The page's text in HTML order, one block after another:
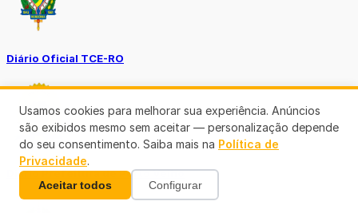
Diário Oficial TCE-RO
Diário Prefeitura de Porto Velho
Usamos cookies para melhorar sua experiência. Anúncios
são exibidos mesmo sem aceitar — personalização depende
do seu consentimento. Saiba mais na Política de
Privacidade.
Aceitar todos Configurar